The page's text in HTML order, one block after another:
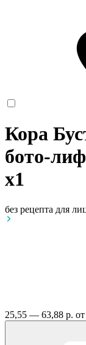
Кора
бото-
x1
без рецепта для
25,55 — 63,88 р.